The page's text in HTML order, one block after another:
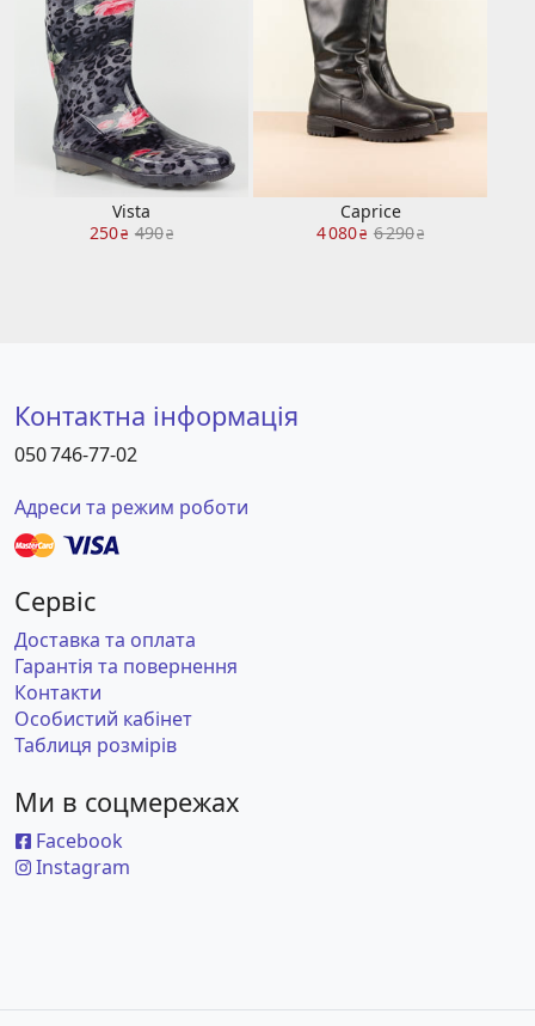
Vista
250₴ 490₴
Caprice
4 080₴ 6 290₴
Контактна інформація
050 746-77-02
Адреси та режим роботи
Сервіс
Доставка та оплата
Гарантія та повернення
Контакти
Особистий кабінет
Таблиця розмірів
Ми в соцмережах
Facebook
Instagram